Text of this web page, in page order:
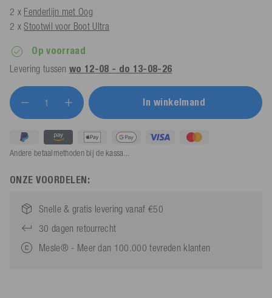
2 x Fenderlijn met Oog
2 xStootwil voor Boot Ultra
Op voorraad
Levering tussenwo 12-08 - do 13-08-26
In winkelmand
Andere betaalmethoden bij de kassa...
ONZE VOORDELEN:
Snelle & gratis levering vanaf €50
30 dagen retourrecht
Mesle® - Meer dan 100.000 tevreden klanten